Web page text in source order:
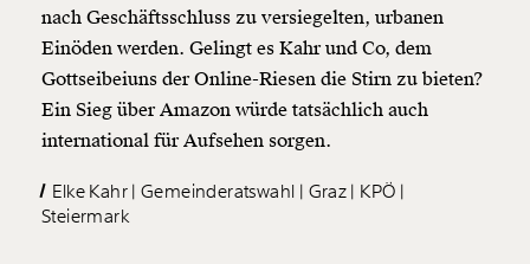
nach Geschäftsschluss zu versiegelten, urbanen
Einöden werden. Gelingt es Kahr und Co, dem
Gottseibeiuns der Online-Riesen die Stirn zu bieten?
Ein Sieg über Amazon würde tatsächlich auch
international für Aufsehen sorgen.
Elke Kahr Gemeinderatswahl Graz KPÖ
Steiermark